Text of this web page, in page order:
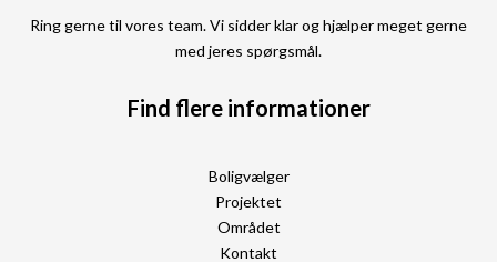
Ring gerne til vores team. Vi sidder klar og hjælper meget gerne
med jeres spørgsmål.
Find flere informationer
Boligvælger
Projektet
Området
Kontakt